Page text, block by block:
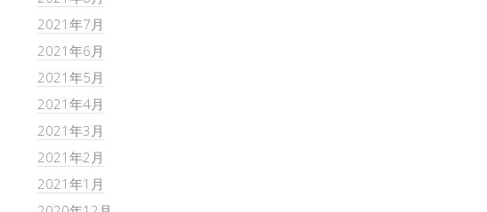
2021年7月
2021年6月
2021年5月
2021年4月
2021年3月
2021年2月
2021年1月